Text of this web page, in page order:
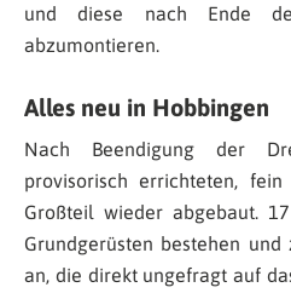
und diese nach Ende
abzumontieren.
Alles neu in Hobbingen
Nach Beendigung der
provisorisch errichteten,
Großteil wieder abgebaut.
Grundgerüsten bestehen und
an, die direkt ungefragt auf